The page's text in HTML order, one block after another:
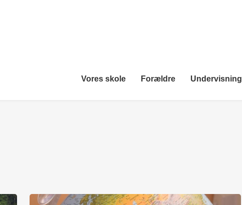
Vores skole Forældre Undervisning